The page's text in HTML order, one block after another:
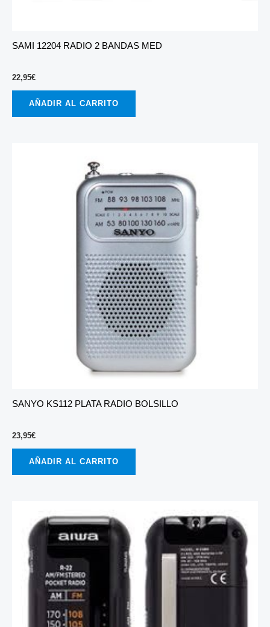
SAMI 12204 RADIO 2 BANDAS MED
22,95€
AÑADIR AL CARRITO
SANYO KS112 PLATA RADIO BOLSILLO
23,95€
AÑADIR AL CARRITO